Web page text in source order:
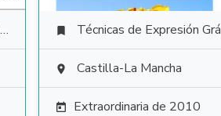
 Técnicas de Expresión Gráfico Plástica
 Castilla-La Mancha
 Extraordinaria de 2010